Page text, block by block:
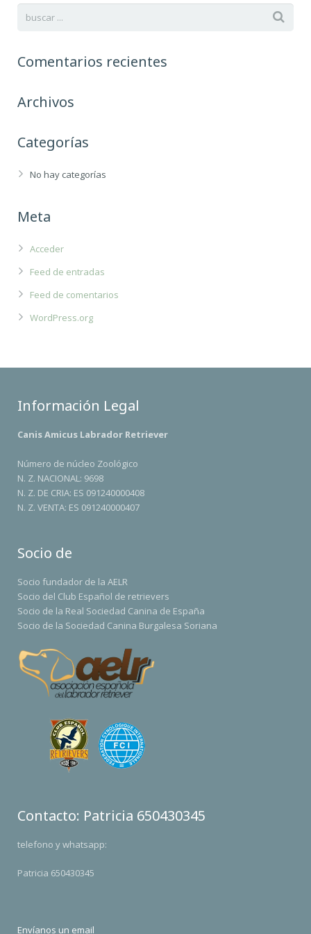
Comentarios recientes
Archivos
Categorías
No hay categorías
Meta
Acceder
Feed de entradas
Feed de comentarios
WordPress.org
Información Legal
Canis Amicus Labrador Retriever
Número de núcleo Zoológico
N. Z. NACIONAL: 9698
N. Z. DE CRIA: ES 091240000408
N. Z. VENTA: ES 091240000407
Socio de
Socio fundador de la AELR
Socio del Club Español de retrievers
Socio de la Real Sociedad Canina de España
Socio de la Sociedad Canina Burgalesa Soriana
Contacto: Patricia 650430345
telefono y whatsapp:
Patricia 650430345
Envíanos un email